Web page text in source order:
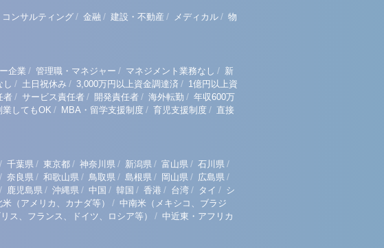
コンサルティング / 金融 / 建設・不動産 / メディカル / 物
企業 / 管理職・マネジャー / マネジメント業務なし / 新
し / 土日祝休み / 3,000万円以上資金調達済 / 1億円以上資
者 / サービス責任者 / 開発責任者 / 海外転勤 / 年収600万
業してもOK / MBA・留学支援制度 / 育児支援制度 / 直接
/ 千葉県 / 東京都 / 神奈川県 / 新潟県 / 富山県 / 石川県 /
/ 奈良県 / 和歌山県 / 鳥取県 / 島根県 / 岡山県 / 広島県 /
/ 鹿児島県 / 沖縄県 / 中国 / 韓国 / 香港 / 台湾 / タイ / シ
米（アメリカ、カナダ等） / 中南米（メキシコ、ブラジ
ス、フランス、ドイツ、ロシア等） / 中近東・アフリカ